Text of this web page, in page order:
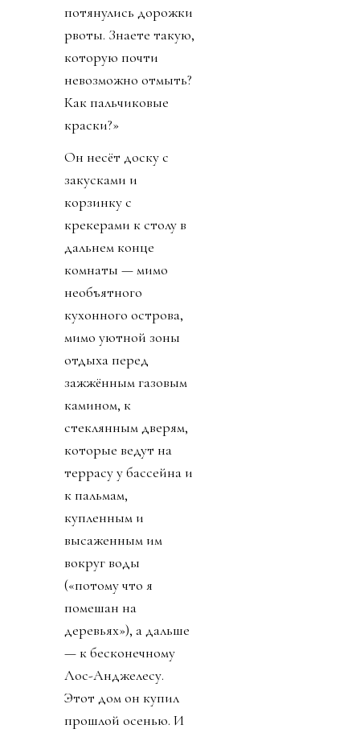
потянулись дорожки
рвоты. Знаете такую,
которую почти
невозможно отмыть?
Как пальчиковые
краски?»
Он несёт доску с
закусками и
корзинку с
крекерами к столу в
дальнем конце
комнаты — мимо
необъятного
кухонного острова,
мимо уютной зоны
отдыха перед
зажжённым газовым
камином, к
стеклянным дверям,
которые ведут на
террасу у бассейна и
к пальмам,
купленным и
высаженным им
вокруг воды
(«потому что я
помешан на
деревьях»), а дальше
— к бесконечному
Лос-Анджелесу.
Этот дом он купил
прошлой осенью. И